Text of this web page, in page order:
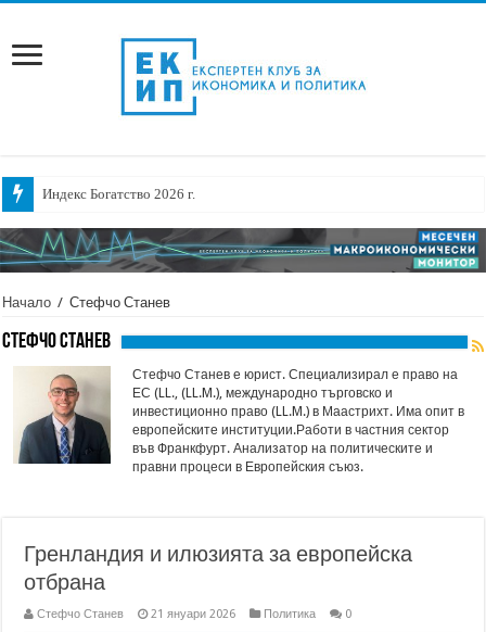
Индекс Богатство 2026 г.
Начало / Стефчо Станев
Стефчо Станев
Стефчо Станев е юрист. Специализирал е право на
ЕС (LL., (LL.M.), международно търговско и
инвестиционно право (LL.M.) в Маастрихт. Има опит в
европейските институции.Работи в частния сектор
във Франкфурт. Анализатор на политическите и
правни процеси в Европейския съюз.
Гренландия и илюзията за европейска
отбрана
Стефчо Станев 21 януари 2026 Политика 0